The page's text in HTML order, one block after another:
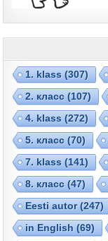
1. klass (307)
2. класс (107)
4. klass (272)
5. класс (70)
7. klass (141)
8. класс (47)
Eesti autor(247)
in English (69)